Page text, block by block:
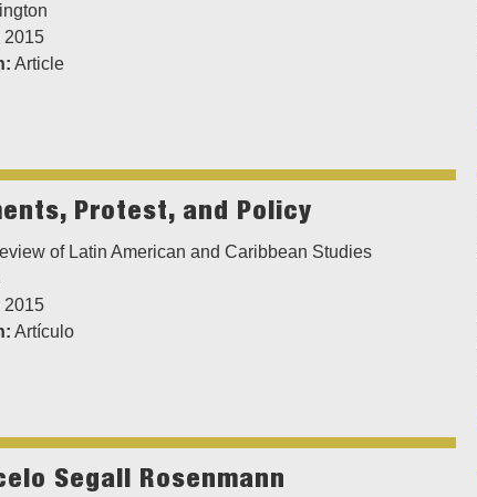
2015
Article
Protest, and Policy
of Latin American and Caribbean Studies
2015
Artículo
Segall Rosenmann